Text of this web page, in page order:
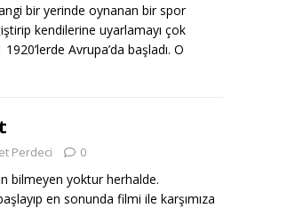
bir yerinde oynanan bir spor
kendilerine uyarlamayı çok
Avrupa’da başladı. O
Perdeci 0
bilmeyen yoktur herhalde.
en sonunda filmi ile karşımıza